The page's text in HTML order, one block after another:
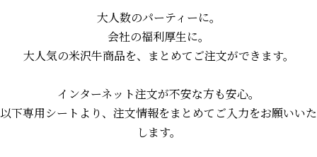
大人数のパーティーに。
会社の福利厚生に。
大人気の米沢牛商品を、まとめてご注文ができます。
インターネット注文が不安な方も安心。
以下専用シートより、注文情報をまとめてご入力をお願いいた
します。